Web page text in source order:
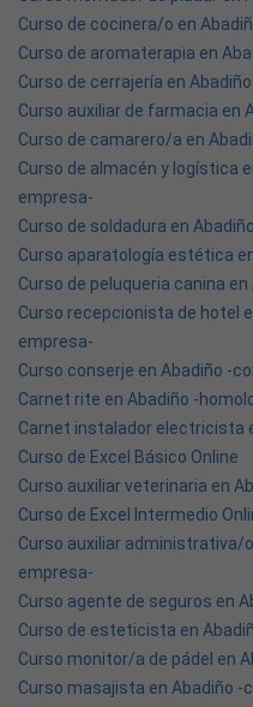
Curso de cocinera/o en
Curso de aromaterapia en
Curso de cerrajería en
Curso auxiliar de farmacia en
Curso de camarero/a en
Curso de almacén y logística
empresa-
Curso de soldadura en
Curso aparatología estética
Curso de peluqueria canina
Curso recepcionista de hotel
empresa-
Curso conserje en Abadiño -
Carnet rite en Abadiño -
Carnet instalador electricista
Curso de Excel Básico Online
Curso auxiliar veterinaria en
Curso de Excel Intermedio
Curso auxiliar administrativa/
empresa-
Curso agente de seguros en
Curso de esteticista en
Curso monitor/a de pádel en
Curso masajista en Abadiño